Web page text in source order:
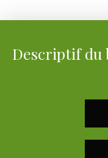
Descriptif du